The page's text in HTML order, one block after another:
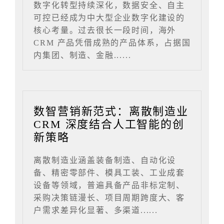
数字化转型持续深化，数据安全、自主
可控已经成为中大型企业数字化建设的
核心考量。过去很长一段时间，海外
CRM 产品凭借成熟的产品体系，占据国
内集团、制造、金融......
数智营销新范式：离散制造业
CRM 深度结合人工智能的创
新策略
离散制造业涵盖装备制造、自动化设
备、精密零部件、模具工装、工业成套
设备等领域，普遍具备产品非标定制、
采购决策链漫长、项目周期跨度大、客
户需求差异化显著、多渠道......